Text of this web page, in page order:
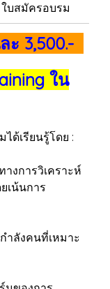
ใบสมัครอบรม
3,500.-
ใน
ด้เรียนรู้โดย :
งการวิเคราะห์
เน้นการ
ำลังคนที่เหมาะ